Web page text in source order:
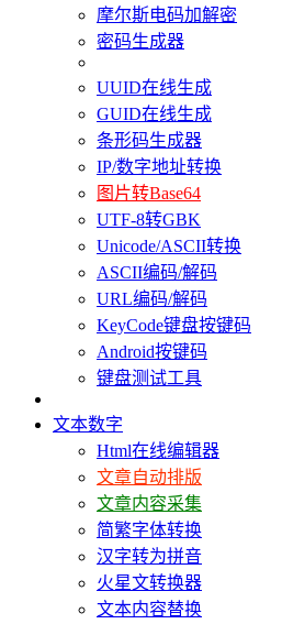
摩尔斯电码加解密
密码生成器
UUID在线生成
GUID在线生成
条形码生成器
IP/数字地址转换
图片转Base64
UTF-8转GBK
Unicode/ASCII转换
ASCII编码/解码
URL编码/解码
KeyCode键盘按键码
Android按键码
键盘测试工具
文本数字
Html在线编辑器
文章自动排版
文章内容采集
简繁字体转换
汉字转为拼音
火星文转换器
文本内容替换